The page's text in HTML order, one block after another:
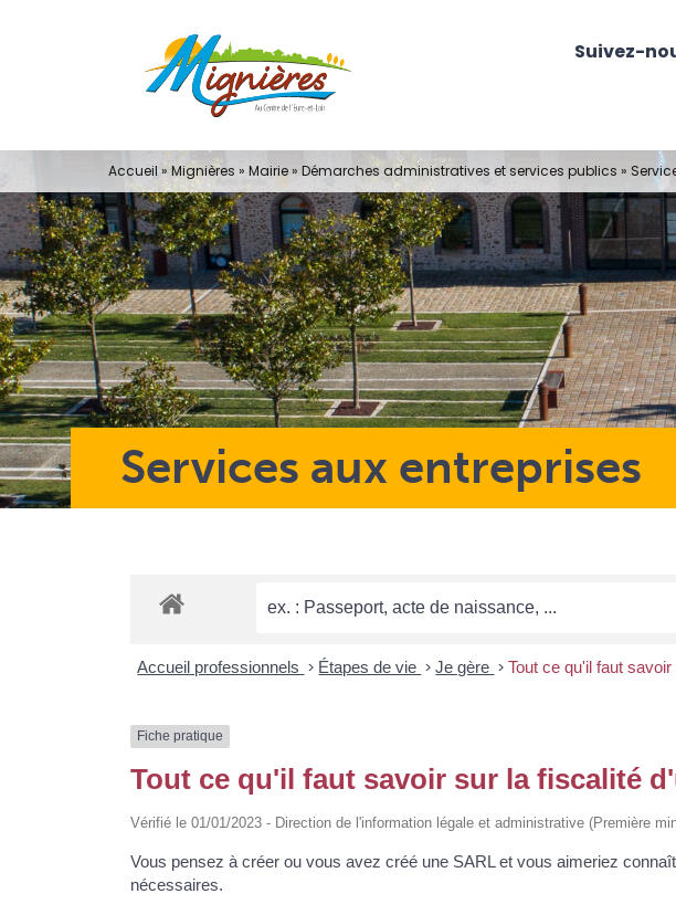
Services aux entreprises
Accueil » Mignières » Mairie» Démarches administratives et services publics »
Accueil professionnels > Étapes de vie > Je gère > Tout ce qu'il faut
Fiche pratique
Tout ce qu'il faut savoir sur la fiscalité
Vérifié le 01/01/2023 - Direction de l'information légale et administrative (Première
Vous pensez à créer ou vous avez créé une SARL et vous aimeriez
nécessaires.